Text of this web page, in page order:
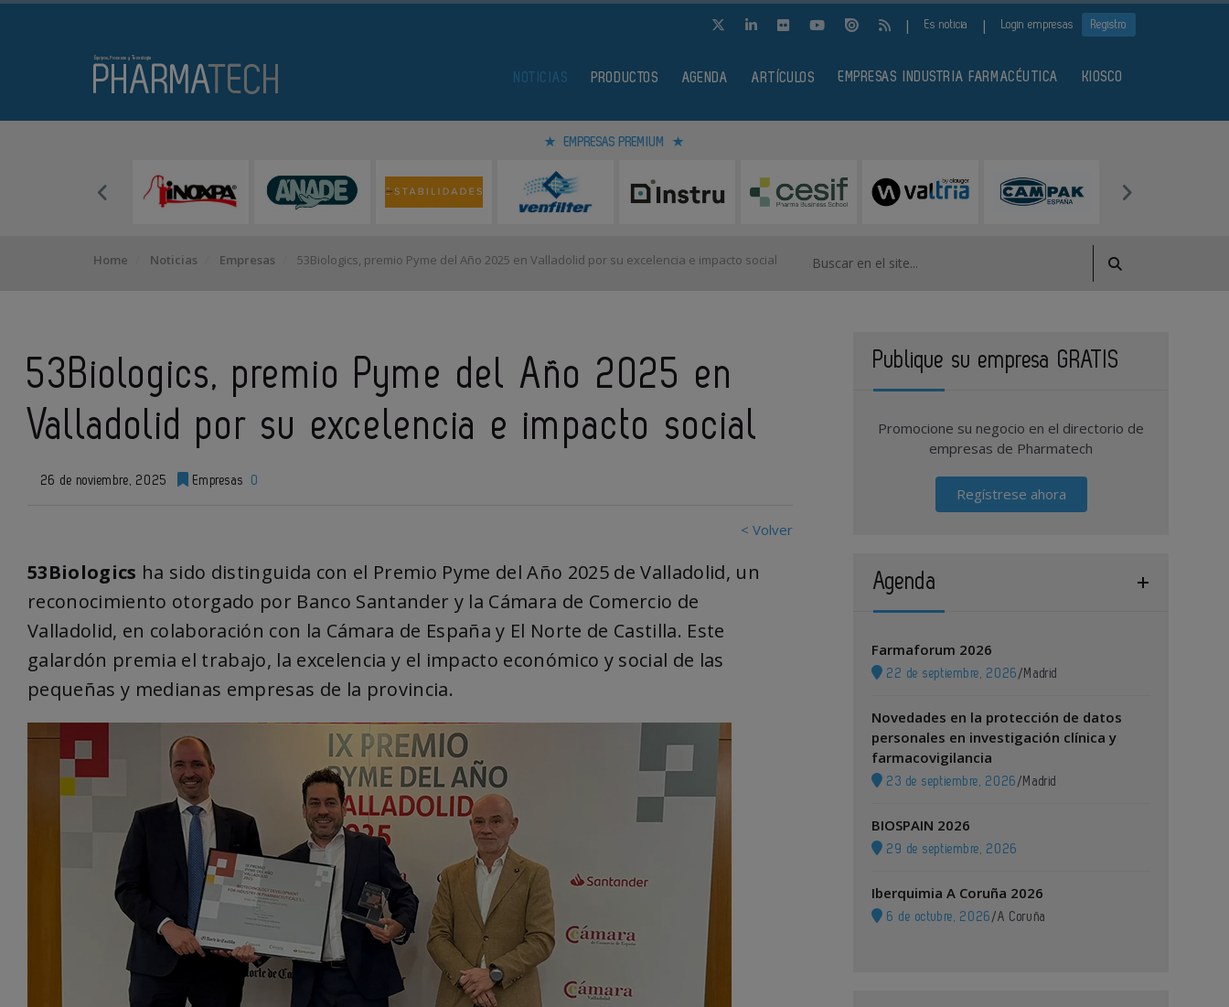
| Es noticia | Login empresas Registro
NOTICIAS PRODUCTOS AGENDA ARTÍCULOS EMPRESAS INDUSTRIA FARMACÉUTICA KIOSCO
EMPRESAS PREMIUM
Home Noticias Empresas 53Biologics, premio Pyme del Año 2025 en Valladolid por su excelencia e impacto social
53Biologics, premio Pyme del Año 2025 en
Valladolid por su excelencia e impacto social
26 de noviembre, 2025 Empresas 0
< Volver
53Biologics ha sido distinguida con el Premio Pyme del Año 2025 de Valladolid, un
reconocimiento otorgado por Banco Santander y la Cámara de Comercio de
Valladolid, en colaboración con la Cámara de España y El Norte de Castilla. Este
galardón premia el trabajo, la excelencia y el impacto económico y social de las
pequeñas y medianas empresas de la provincia.
Publique su empresa GRATIS
Promocione su negocio en el directorio de
empresas de Pharmatech
Regístrese ahora
Agenda
Farmaforum 2026
22 de septiembre, 2026 / Madrid
Novedades en la protección de datos
personales en investigación clínica y
farmacovigilancia
23 de septiembre, 2026 / Madrid
BIOSPAIN 2026
29 de septiembre, 2026
Iberquimia A Coruña 2026
6 de octubre, 2026 /A Coruña